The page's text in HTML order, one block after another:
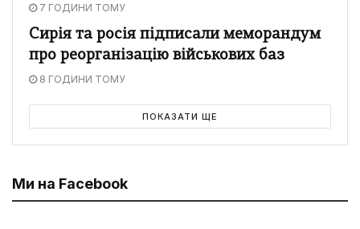
7 ГОДИНИ ТОМУ
Сирія та росія підписали меморандум
про реорганізацію військових баз
8 ГОДИНИ ТОМУ
ПОКАЗАТИ ЩЕ
Ми на Facebook